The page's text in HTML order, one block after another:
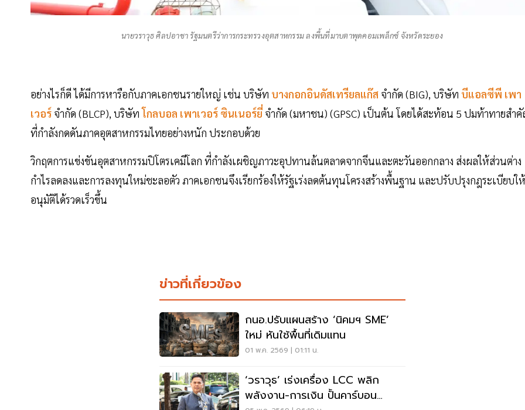
นายวราวุธ ศิลปอาชา รัฐมนตรีว่าการกระทรวงอุตสาหกรรม ลงพื้นที่มาบตาพุดคอมเพล็กซ์ จังหวัดระยอง
อย่างไรก็ดี ได้มีการหารือกับภาคเอกชนรายใหญ่ เช่น บริษัท บางกอกอินดัสเทรียลแก๊ส จำกัด (BIG), บริษัท บีแอลซีพี เพา
เวอร์ จำกัด (BLCP), บริษัทโกลบอล เพาเวอร์ ซินเนอร์ยี่ จำกัด (มหาชน) (GPSC) เป็นต้น โดยได้สะท้อน 5 ปมท้าทายสำ
ที่กำลังกดดันภาคอุตสาหกรรมไทยอย่างหนัก ประกอบด้วย
วิกฤตการแข่งขันอุตสาหกรรมปิโตรเคมีโลก ที่กำลังเผชิญภาวะอุปทานล้นตลาดจากจีนและตะวันออกกลาง ส่งผลให้ส่วนต่าง
กำไรลดลงและการลงทุนใหม่ชะลอตัว ภาคเอกชนจึงเรียกร้องให้รัฐเร่งลดต้นทุนโครงสร้างพื้นฐาน และปรับปรุงกฎระเบียบให้
อนุมัติได้รวดเร็วขึ้น
ข่าวที่เกี่ยวข้อง
กนอ.ปรับแผนสร้าง ‘นิคมฯ SME’
ใหม่ หันใช้พื้นที่เดิมแทน
01 พ.ค. 2569 | 01:11 น.
‘วราวุธ’ เร่งเครื่อง LCC พลิก
พลังงาน-การเงิน ปั้นคาร์บอน